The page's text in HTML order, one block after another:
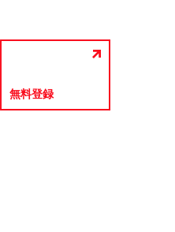
無料登録